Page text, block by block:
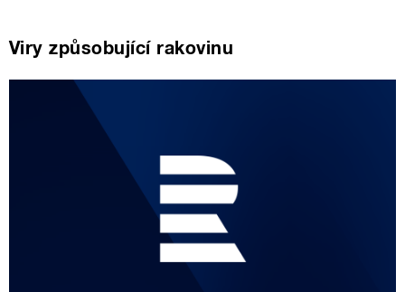
Viry způsobující rakovinu